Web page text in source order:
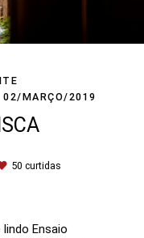
02/MARÇO/2019
50 curtidas
Ensaio